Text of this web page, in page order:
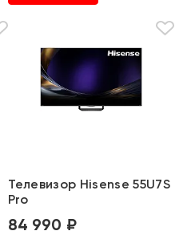
Телевизор Hisense 55U7S
Pro
84 990 ₽